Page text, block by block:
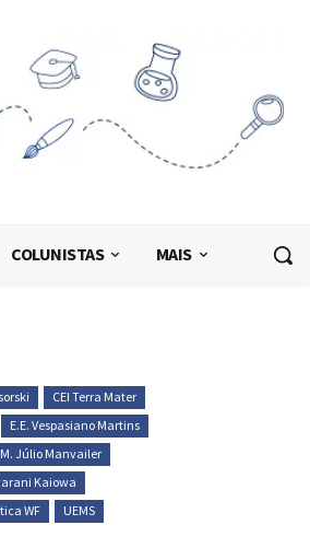
COLUNISTAS MAIS
CEI Terra Mater
E.E. Vespasiano Martins
Júlio Manvailer
Kaiowa
WF UEMS